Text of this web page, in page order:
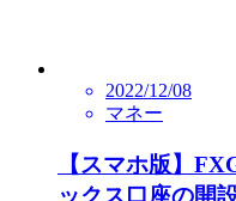
2022/12/08
マネー
【スマホ版】
ックス口座の開